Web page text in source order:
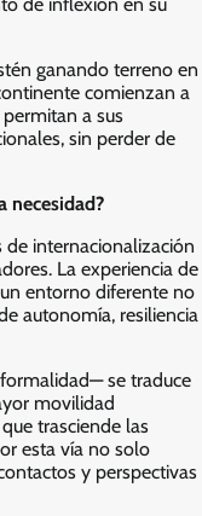
ganando terreno en
comienzan a
a sus
sin perder de
necesidad?
de internacionalización
La experiencia de
entorno diferente no
autonomía, resiliencia
se traduce
movilidad
trasciende las
esta vía no solo
y perspectivas